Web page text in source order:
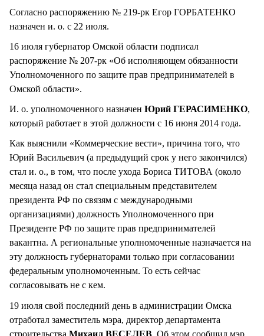
Согласно распоряжению № 219-рк Егор ГОРБАТЕНКО
назначен и. о. с 22 июля.
16 июля губернатор Омской области подписал
распоряжение № 207-рк «Об исполняющем обязанности
Уполномоченного по защите прав предпринимателей в
Омской области».
И. о. уполномоченного назначен Юрий ГЕРАСИМЕНКО,
который работает в этой должности с 16 июня 2014 года.
Как выяснили «Коммерческие вести», причина того, что
Юрий Васильевич (а предыдущий срок у него закончился)
стал и. о., в том, что после ухода Бориса ТИТОВА (около
месяца назад он стал специальным представителем
президента РФ по связям с международными
организациями) должность Уполномоченного при
Президенте РФ по защите прав предпринимателей
вакантна. А региональные уполномоченные назначается на
эту должность губернаторами только при согласовании
федеральным уполномоченным. То есть сейчас
согласовывать не с кем.
19 июля свой последний день в администрации Омска
отработал заместитель мэра, директор департамента
строительства Михаил ВЕСЕЛЕВ. Об этом сообщил мэр